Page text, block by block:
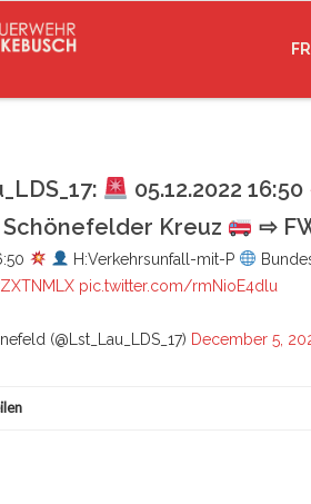
05.12.2022 16:50
Schönefelder Kreuz
⇨
H:Verkehrsunfall-mit-P
pic.twitter.com/rmNioE4dlu
(@Lst_Lau_LDS_17) December 5,